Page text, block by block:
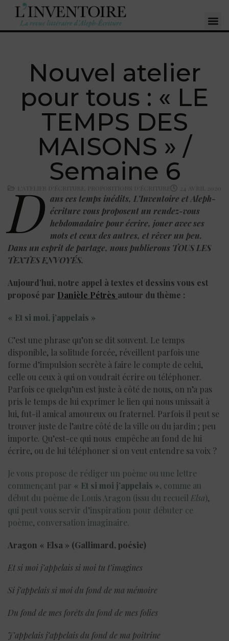
Nouvel atelier
pour tous : « LE
TEMPS DES
MAISONS » /
Semaine 6
L'ATELIER D'ÉCRITURE PROPOSITIONS D'ÉCRITURE 24 AVRIL 2020
D ans ces temps inédits, L’Inventoire et Aleph-
écriture vous proposent un rendez-vous
hebdomadaire pour écrire, jouer avec ses
mots et ceux des autres, et rêver un peu.
Dans un esprit de partage, nous publierons TOUS LES
TEXTES ENVOYÉS.
Aujourd’hui, notre appel à textes et dessins vous est
proposé par Danièle Pétrès autour du thème :
« Et si moi, j’appelais »
C’est une phrase qu’on se dit souvent. Le temps
disponible, la solitude forcée, réveillent parfois une
forme d’impulsion secrète à faire le compte de celui,
celle ou ceux à qui on voudrait écrire ou téléphoner.
Parfois ce quelqu’un est juste à côté de nous, on n’a pas
pris le temps de lui exprimer le lien qui nous unissait à
lui, fut-il amical amoureux ou fraternel. Parfois il peut se
trouver juste de l’autre côté de la ville ou du jardin ; peu
importe. Qu’est-ce qui nous empêche au fond de lui
écrire, ou de lui téléphoner si on veut entendre sa voix ?
Je vous propose de rédiger un poème ou une lettre
commençant par « Et si moi j’appelais », comme au
début du poème de Louis Aragon (issu du recueil Elsa),
qui peut vous servir d’inspiration pour débuter ce
poème, conversation imaginaire.
Aragon « Elsa » (Gallimard, poésie)
Et si moi j’appelais si moi tu t’imagines
Si j’appelais si moi du fond de ma mémoire
Du fond de mes forêts du fond de mes folies
J’appelais j’appelais du fond de ma poitrine